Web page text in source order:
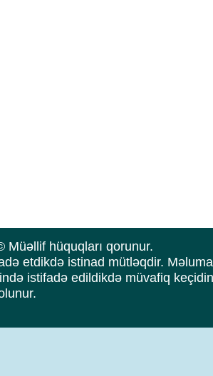
Müəllif hüquqları qorunur.
etdikdə istinad mütləqdir.
istifadə edildikdə müvafiq keçidin